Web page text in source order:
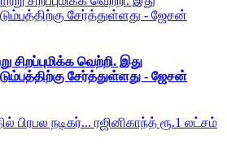
சிறப்புமிக்க வெற்றி. இது
சேர்த்துள்ளது - ஜேசன்